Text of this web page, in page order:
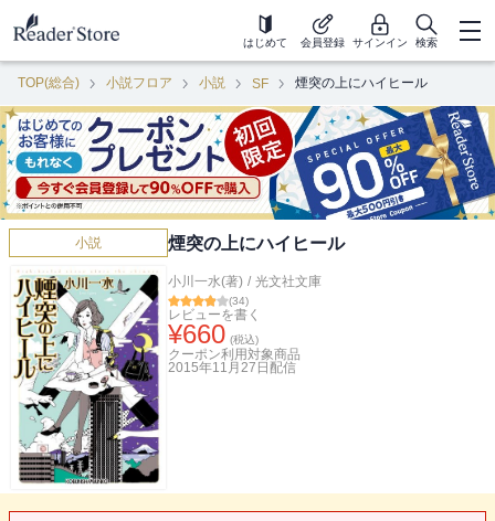
はじめて 会員登録 サインイン 検索
TOP(総合) 小説フロア 小説 SF 煙突の上にハイヒール
小説 煙突の上にハイヒール
小川一水(著) / 光文社文庫
(34)
レビューを書く
¥660 (税込)
クーポン利用対象商品
2015年11月27日 配信